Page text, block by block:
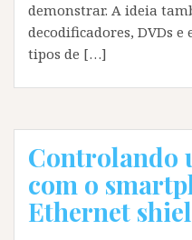
demonstrar. A ideia
decodificadores, DVDs e
tipos de […]
Controlando
com o
Ethernet